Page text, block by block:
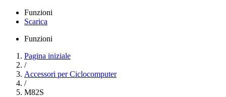
Funzioni
Scarica
Funzioni
Pagina iniziale
/
Accessori per Ciclocomputer
/
M82S